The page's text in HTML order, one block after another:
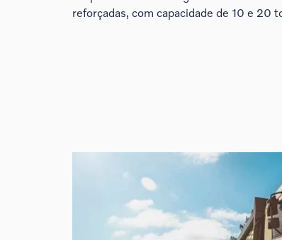
reforçadas, com capacidade de 10 e 20